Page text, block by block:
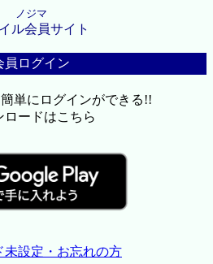
ノジマ
ル会員サイト
員ログイン
単にログインができる!!
ロードはこちら
未設定・お忘れの方